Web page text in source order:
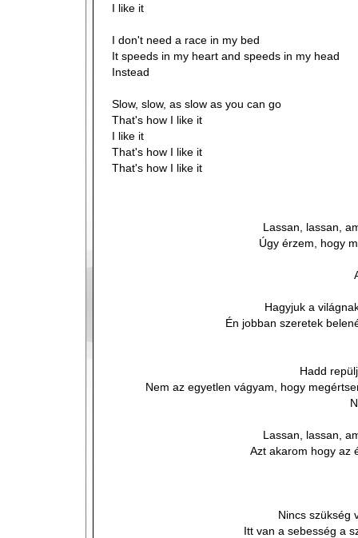
I like it
I don't need a race in my bed
It speeds in my heart and speeds in my head
Instead
Slow, slow, as slow as you can go
That's how I like it
I like it
That's how I like it
That's how I like it
Lassan, lassan,
Úgy érzem, hogy
Hagyjuk a
Én jobban szeretek
Hadd
Nem az egyetlen vágyam, hogy
Lassan, lassan,
Azt akarom hogy az
Nincs szükség
Itt van a sebesség a